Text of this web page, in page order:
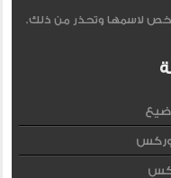
لاسمها وتحذر من ذلك.